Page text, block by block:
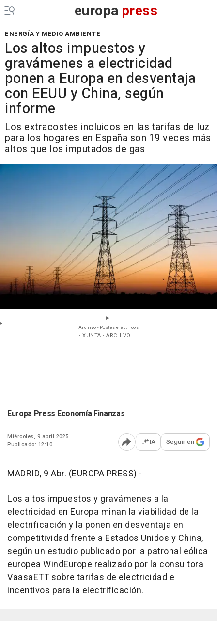
europa press
ENERGÍA Y MEDIO AMBIENTE
Los altos impuestos y
gravámenes a electricidad
ponen a Europa en desventaja
con EEUU y China, según
informe
Los extracostes incluidos en las tarifas de luz
para los hogares en España son 19 veces más
altos que los imputados de gas
Archivo - Postes eléctricos
- XUNTA - ARCHIVO
Europa Press Economía Finanzas
Miércoles, 9 abril 2025
Publicado: 12:10
Abrir opciones para
IA Seguir en
MADRID, 9 Abr. (EUROPA PRESS) -
Los altos impuestos y gravámenes a la
electricidad en Europa minan la viabilidad de la
electrificación y la ponen en desventaja en
competitividad frente a Estados Unidos y China,
según un estudio publicado por la patronal eólica
europea WindEurope realizado por la consultora
VaasaETT sobre tarifas de electricidad e
incentivos para la electrificación.